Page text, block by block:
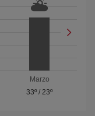
Marzo
33º / 23º